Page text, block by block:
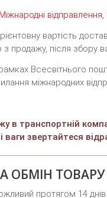
відправлення,
вартість
продажу, після збору
Всесвітнього
міжнародних
в транспортній
ваги звертайтеся
ОБМІН ТОВАРУ
протягом 14